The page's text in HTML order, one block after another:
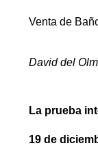
Venta de
David del
La prueba
19 de